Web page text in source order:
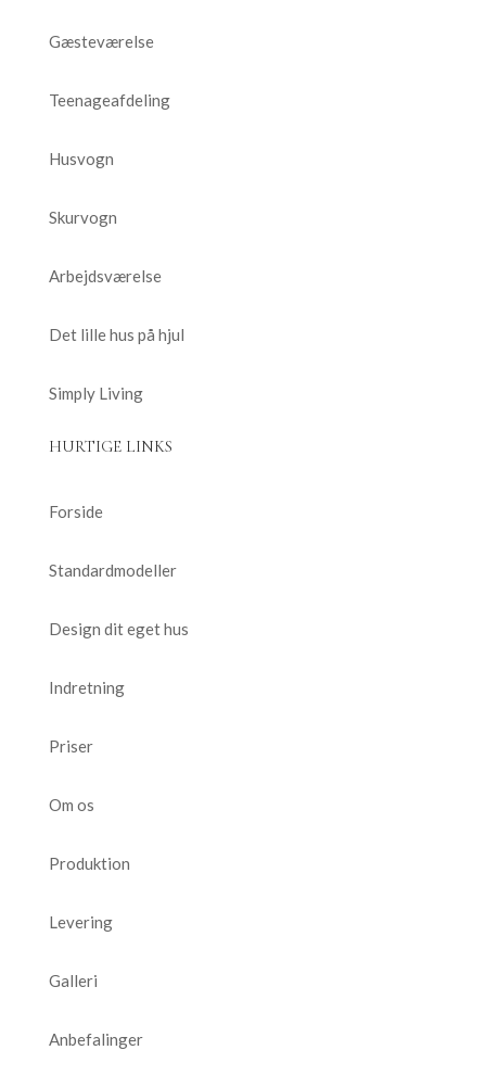
Gæsteværelse
Teenageafdeling
Husvogn
Skurvogn
Arbejdsværelse
Det lille hus på hjul
Simply Living
HURTIGE LINKS
Forside
Standardmodeller
Design dit eget hus
Indretning
Priser
Om os
Produktion
Levering
Galleri
Anbefalinger